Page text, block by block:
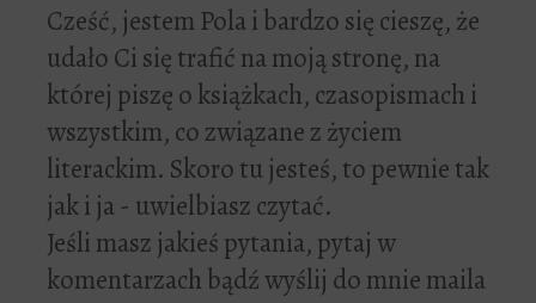
Cześć, jestem Pola i bardzo się cieszę, że
udało Ci się trafić na moją stronę, na
której piszę o książkach, czasopismach i
wszystkim, co związane z życiem
literackim. Skoro tu jesteś, to pewnie tak
jak i ja - uwielbiasz czytać.
Jeśli masz jakieś pytania, pytaj w
komentarzach bądź wyślij do mnie maila